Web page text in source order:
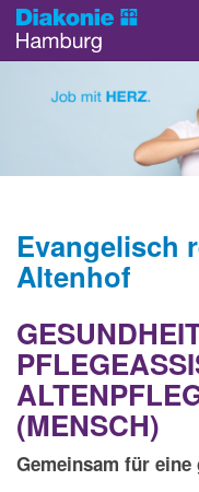
Evangelisch
Altenhof
(MENSCH)
Gemeinsam für eine